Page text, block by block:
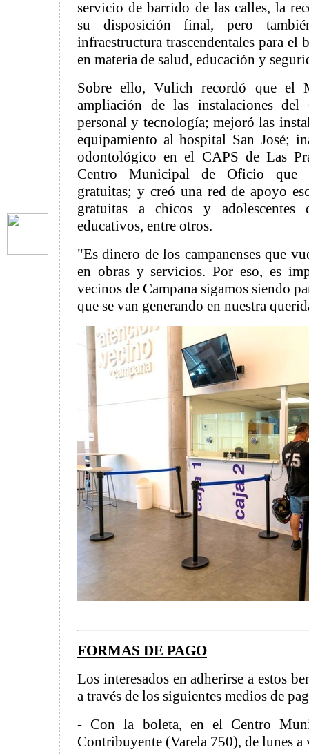
servicio de barrido de las calles, la
su disposición final, pero
infraestructura trascendentales para el
en materia de salud, educación y
Sobre ello, Vulich recordó que el
ampliación de las instalaciones del
personal y tecnología; mejoró las
equipamiento al hospital San José;
odontológico en el CAPS de Las
Centro Municipal de Oficio que
gratuitas; y creó una red de apoyo
gratuitas a chicos y
educativos, entre otros.
"Es dinero de los campanenses que
en obras y servicios. Por eso, es
vecinos de Campana sigamos siendo
que se van generando en nuestra
FORMAS DE PAGO
Los interesados en adherirse a estos
a través de los siguientes medios de
- Con la boleta, en el Centro
Contribuyente (Varela 750), de lunes a